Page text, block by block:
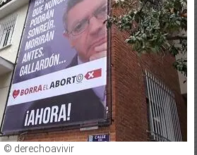
© derechoavivir